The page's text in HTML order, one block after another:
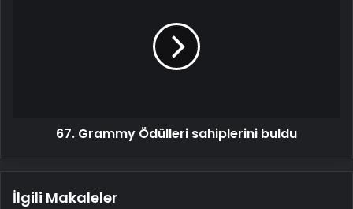
67. Grammy Ödülleri sahiplerini buldu
İlgili Makaleler